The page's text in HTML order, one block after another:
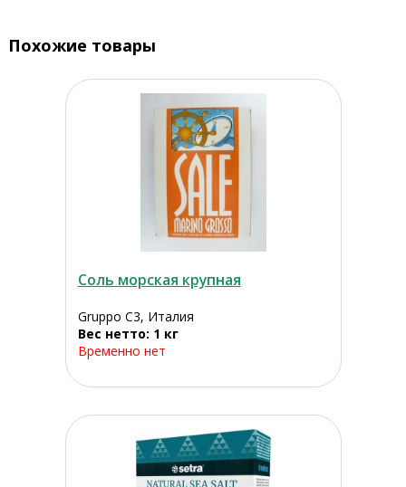
Похожие товары
Соль морская крупная
Gruppo C3, Италия
Вес нетто: 1 кг
Временно нет